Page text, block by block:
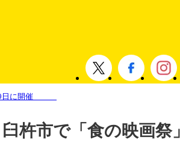
～9日に開催
臼杵市で「食の映